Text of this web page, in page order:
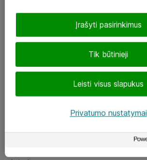
LinkedIn
Tik būtinieji
Leisti visus slapukus
Įrašyti pasirinkimus
Privatumo nustatymai